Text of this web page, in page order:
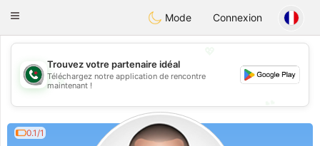
Weshrak
Toggle
Mode Connexion
💖
💕
Trouvez votre partenaire idéal
Téléchargez notre application de rencontre
maintenant !
0.1/1